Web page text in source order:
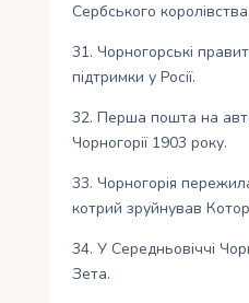
Сербського королівства.
31. Чорногорські
підтримки у Росії.
32. Перша пошта на
Чорногорії 1903 року.
33. Чорногорія
котрий зруйнував
34. У Середньовіччі
Зета.